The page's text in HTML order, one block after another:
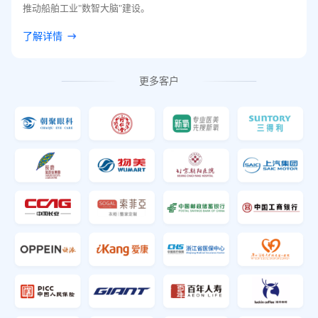
推动船舶工业"数智大脑"建设。
了解详情
更多客户